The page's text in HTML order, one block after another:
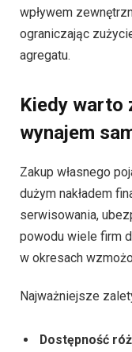
wpływem
ograniczając
agregatu.
Kiedy warto
wynajem
Zakup własnego
dużym nakładem
serwisowania,
powodu wiele firm
w okresach
Najważniejsze
Dostępność